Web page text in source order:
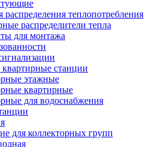
распределения теплопотребления
распределители тепла
для монтажа
станции
этажные
квартирные
для водоснабжения
для коллекторных групп